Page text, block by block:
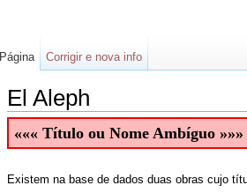
El Aleph
««« Título ou Nome Ambíguo »»»
Existem na base de dados duas obras cujo
Página Corrigir e nova info